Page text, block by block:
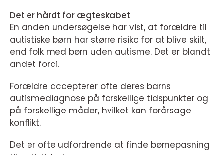
Det er hårdt for ægteskabet
En anden undersøgelse har vist, at forældre til
autistiske børn har større risiko for at blive skilt,
end folk med børn uden autisme. Det er blandt
andet fordi.
Forældre accepterer ofte deres barns
autismediagnose på forskellige tidspunkter og
på forskellige måder, hvilket kan forårsage
konflikt.
Det er ofte udfordrende at finde børnepasning